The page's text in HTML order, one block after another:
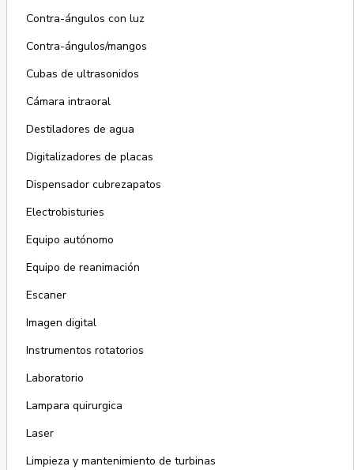
Contra-ángulos con luz
Contra-ángulos/mangos
Cubas de ultrasonidos
Cámara intraoral
Destiladores de agua
Digitalizadores de placas
Dispensador cubrezapatos
Electrobisturies
Equipo autónomo
Equipo de reanimación
Escaner
Imagen digital
Instrumentos rotatorios
Laboratorio
Lampara quirurgica
Laser
Limpieza y mantenimiento de turbinas